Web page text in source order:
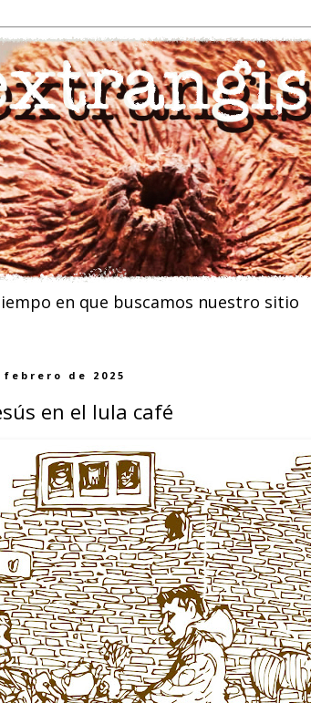
en que buscamos nuestro sitio
de 2025
en el lula café